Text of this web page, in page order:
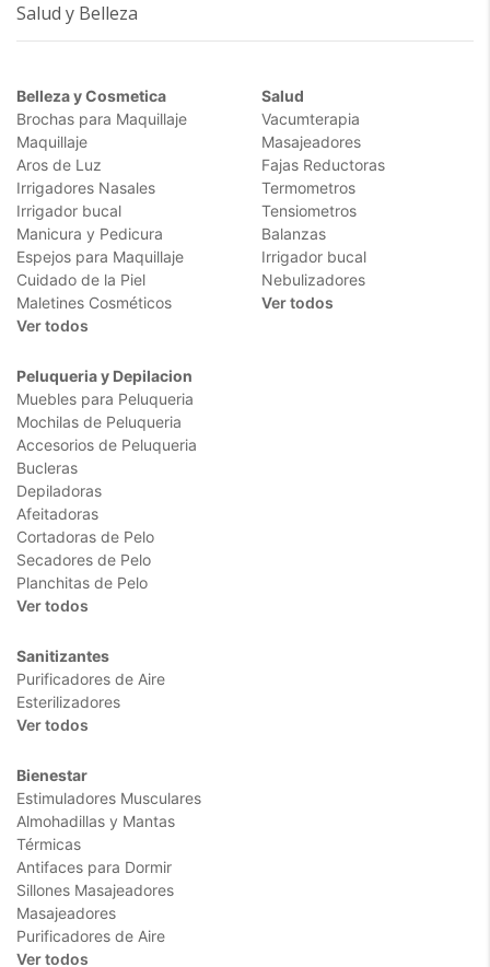
Salud y Belleza
Belleza y Cosmetica
Brochas para Maquillaje
Maquillaje
Aros de Luz
Irrigadores Nasales
Irrigador bucal
Manicura y Pedicura
Espejos para Maquillaje
Cuidado de la Piel
Maletines Cosméticos
Ver todos
Peluqueria y Depilacion
Muebles para Peluqueria
Mochilas de Peluqueria
Accesorios de Peluqueria
Bucleras
Depiladoras
Afeitadoras
Cortadoras de Pelo
Secadores de Pelo
Planchitas de Pelo
Ver todos
Salud
Vacumterapia
Masajeadores
Fajas Reductoras
Termometros
Tensiometros
Balanzas
Irrigador bucal
Nebulizadores
Ver todos
Sanitizantes
Purificadores de Aire
Esterilizadores
Ver todos
Bienestar
Estimuladores Musculares
Almohadillas y Mantas
Térmicas
Antifaces para Dormir
Sillones Masajeadores
Masajeadores
Purificadores de Aire
Ver todos